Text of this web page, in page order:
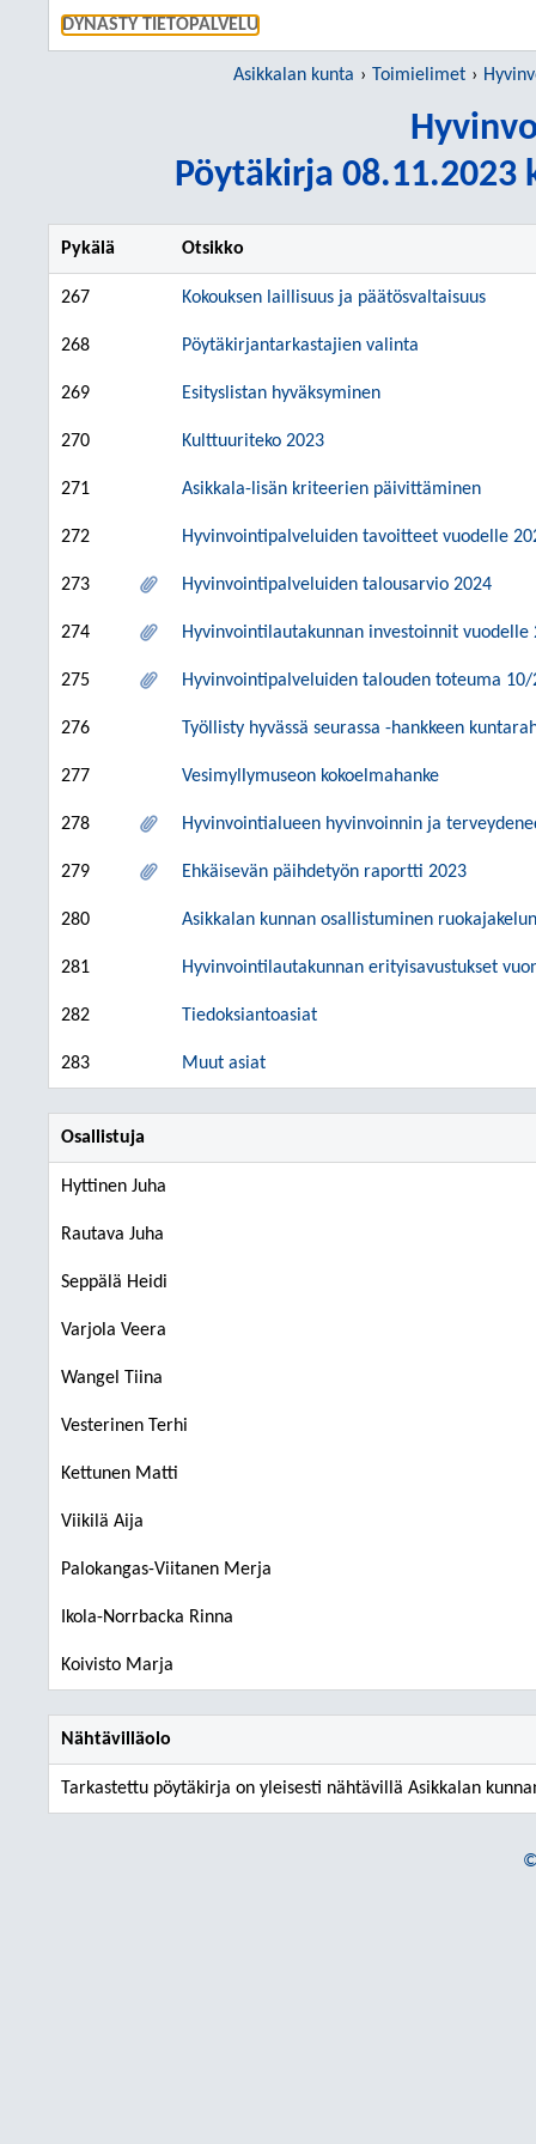
DYNASTY TIETOPALVELU
Asikkalan kunta Toimielimet
Pöytäkirja 08.11.2023
Pykälä Otsikko
267 Kokouksen laillisuus ja päätösvaltaisuus
268 Pöytäkirjantarkastajien valinta
269 Esityslistan hyväksyminen
270 Kulttuuriteko 2023
271 Asikkala-lisän kriteerien päivittäminen
272 Hyvinvointipalveluiden tavoitteet vuodelle
273 Hyvinvointipalveluiden talousarvio 2024
274 Hyvinvointilautakunnan investoinnit vuodelle
275 Hyvinvointipalveluiden talouden toteuma 10/
276 Työllisty hyvässä seurassa -hankkeen
277 Vesimyllymuseon kokoelmahanke
278 Hyvinvointialueen hyvinvoinnin ja
279 Ehkäisevän päihdetyön raportti 2023
280 Asikkalan kunnan osallistuminen
281 Hyvinvointilautakunnan erityisavustukset
282 Tiedoksiantoasiat
283 Muut asiat
Osallistuja
Hyttinen Juha
Rautava Juha
Seppälä Heidi
Varjola Veera
Wangel Tiina
Vesterinen Terhi
Kettunen Matti
Viikilä Aija
Palokangas-Viitanen Merja
Ikola-Norrbacka Rinna
Koivisto Marja
Nähtävilläolo
Tarkastettu pöytäkirja on yleisesti nähtävillä Asikkalan